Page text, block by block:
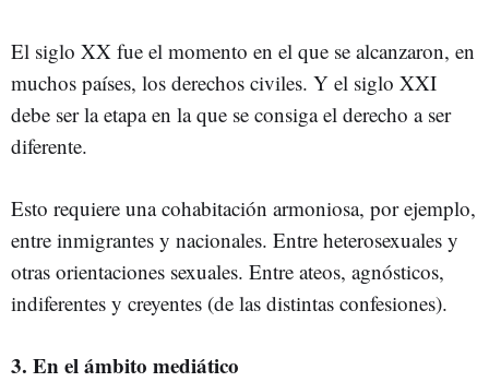
El siglo XX fue el momento en el que se alcanzaron, en
muchos países, los derechos civiles. Y el siglo XXI
debe ser la etapa en la que se consiga el derecho a ser
diferente.
Esto requiere una cohabitación armoniosa, por ejemplo,
entre inmigrantes y nacionales. Entre heterosexuales y
otras orientaciones sexuales. Entre ateos, agnósticos,
indiferentes y creyentes (de las distintas confesiones).
3. En el ámbito mediático